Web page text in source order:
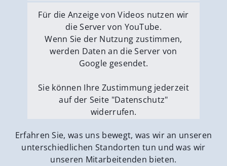
Externe Medien erlauben
Für die Anzeige von Videos nutzen wir
die Server von YouTube.
Wenn Sie der Nutzung zustimmen,
werden Daten an die Server von
Google gesendet.
Sie können Ihre Zustimmung jederzeit
auf der Seite "Datenschutz"
widerrufen.
Externe Medien erlauben
Erfahren Sie, was uns bewegt, was wir an unseren
unterschiedlichen Standorten tun und was wir
unseren Mitarbeitenden bieten.